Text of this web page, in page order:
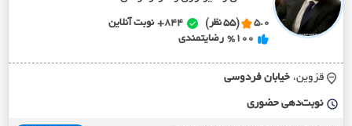
5.0 (55 نظر) 844+
نوبت آنلاین
%100 رضایتمندی
قزوین، خيابان فردوسي
نوبت‌دهی حضوری